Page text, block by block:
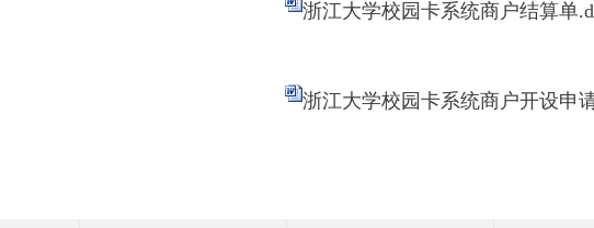
浙江大学校园卡系统商户结算单
浙江大学校园卡系统商户开设申